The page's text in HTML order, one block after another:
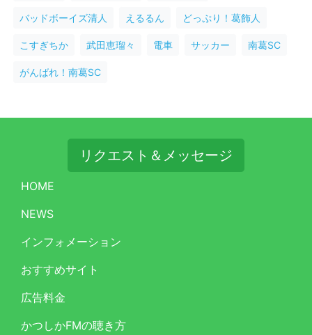
バッドボーイズ清人 えるるん どっぷり！葛飾人
こすぎちか 武田恵瑠々 電車 サッカー 南葛SC
がんばれ！南葛SC
リクエスト＆メッセージ
HOME
NEWS
インフォメーション
おすすめサイト
広告料金
かつしかFMの聴き方